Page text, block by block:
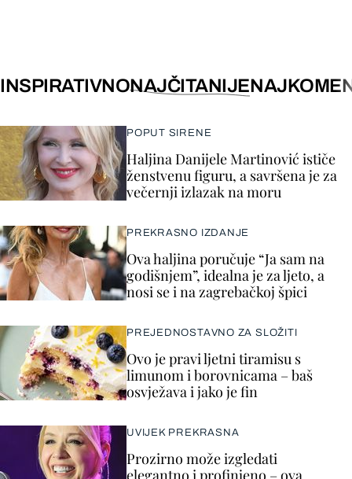
INSPIRATIVNONAJČITANIJE
POPUT SIRENE
Haljina Danijele Martinović ističe
ženstvenu figuru, a savršena je za
večernji izlazak na moru
PREKRASNO IZDANJE
Ova haljina poručuje “Ja sam na
godišnjem”, idealna je za ljeto, a
nosi se i na zagrebačkoj špici
PREJEDNOSTAVNO ZA SLOŽITI
Ovo je pravi ljetni tiramisu s
limunom i borovnicama – baš
osvježava i jako je fin
UVIJEK PREKRASNA
Prozirno može izgledati
elegantno i profinjeno – ova